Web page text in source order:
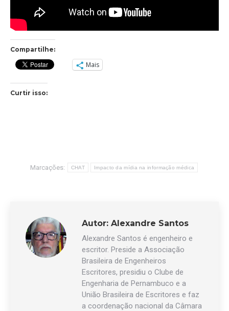
Compartilhe:
Mais
Curtir isso:
Marcações: CHAT Impacto da mídia na informação médica
Autor: Alexandre Santos
Alexandre Santos é engenheiro e
escritor. Preside a Associação
Brasileira de Engenheiros
Escritores, presidiu o Clube de
Engenharia de Pernambuco e a
União Brasileira de Escritores e faz
a coordenação nacional da Câmara